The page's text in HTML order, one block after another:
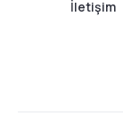
İletişim